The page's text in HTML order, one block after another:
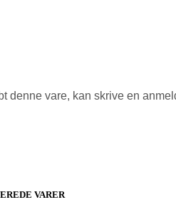
denne vare, kan skrive en
VARER